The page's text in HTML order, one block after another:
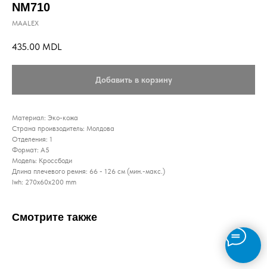
NM710
MAALEX
435.00 MDL
Добавить в корзину
Материал: Эко-кожа
Страна проивзодитель: Молдова
Отделения: 1
Формат: А5
Модель: Кроссбоди
Длина плечевого ремня: 66 - 126 см (мин.-макс.)
lwh: 270x60x200 mm
Смотрите также